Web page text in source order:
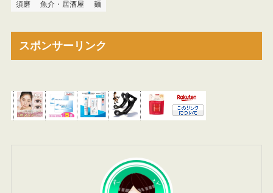
須磨
魚介・居酒屋 麺
スポンサーリンク